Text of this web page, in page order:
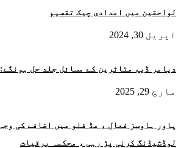
لواحقین میں امدادی چیک تقسیم
اپریل 30, 2024
دیامر ڈیم متاثرین کے مسائل جلد حل ہونگے:
مارچ 29, 2025
پاور ہاوسز فعال ، مڈ فلو میں اضافے کی وجہ
لوڈشیڈنگ کرنی پڑ رہی ، محکمہ برقیات